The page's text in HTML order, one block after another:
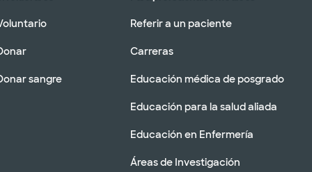
sangre
Referir a un paciente
Carreras
Educación médica de posgrado
Educación para la salud aliada
Educación en Enfermería
Áreas de Investigación